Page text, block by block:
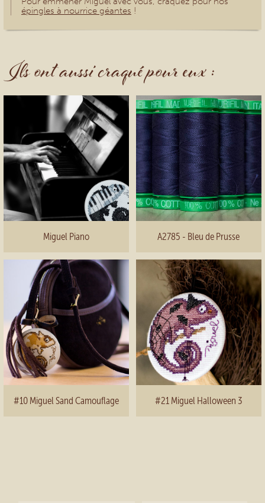
épingles à nourrice géantes !
Ils ont aussi craqué pour eux :
Miguel Piano A2785 - Bleu de Prusse
#10 Miguel Sand Camouflage #21 Miguel Halloween 3